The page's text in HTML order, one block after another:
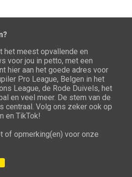
het meest opvallende en
voor jou in petto, met een
hier aan het goede adres voor
Pro League, Belgen in het
League, de Rode Duivels, het
en veel meer. De stem van de
centraal. Volg ons zeker ook op
en TikTok!
of opmerking(en) voor onze